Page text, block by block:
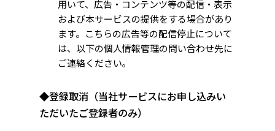
用いて、広告・コンテンツ等の配信・表示
および本サービスの提供をする場合があり
ます。こちらの広告等の配信停止について
は、以下の個人情報管理の問い合わせ先に
ご連絡ください｡
◆登録取消（当社サービスにお申し込みい
ただいたご登録者のみ）